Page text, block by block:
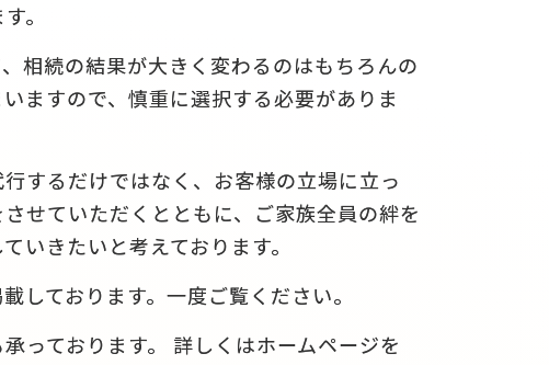
。
相続の結果が大きく変わるのはもちろんの
ますので、慎重に選択する必要がありま
するだけではなく、お客様の立場に立っ
せていただくとともに、ご家族全員の絆を
いきたいと考えております。
しております。一度ご覧ください。
っております。 詳しくはホームページを